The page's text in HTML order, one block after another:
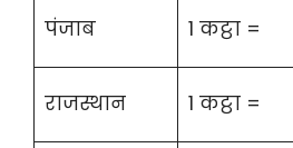
पंजाब 1 कट्ठा =
राजस्थान 1 कट्ठा =